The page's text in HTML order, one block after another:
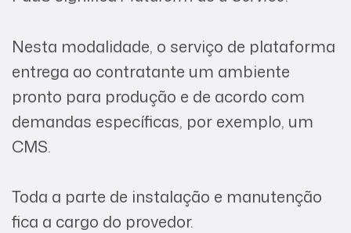
Nesta modalidade, o serviço de plataforma
entrega ao contratante um ambiente
pronto para produção e de acordo com
demandas específicas, por exemplo, um
CMS.
Toda a parte de instalação e manutenção
fica a cargo do provedor.